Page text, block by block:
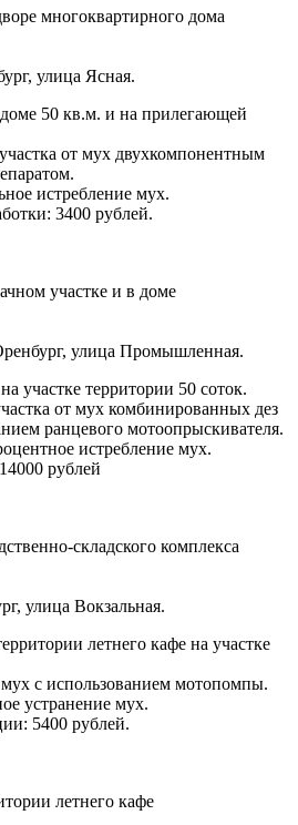
многоквартирного дома
улица Ясная.
50 кв.м. и на прилегающей
от мух двухкомпонентным
истребление мух.
3400 рублей.
участке и в доме
улица Промышленная.
участке территории 50 соток.
от мух комбинированных дез
ранцевого мотоопрыскивателя.
истребление мух.
рублей
складского комплекса
улица Вокзальная.
летнего кафе на участке
мух с использованием мотопомпы.
устранение мух.
5400 рублей.
летнего кафе